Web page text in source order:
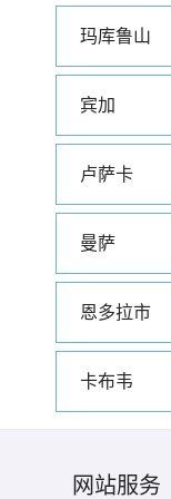
玛库鲁山
宾加
卢萨卡
曼萨
恩多拉市
卡布韦
网站服务